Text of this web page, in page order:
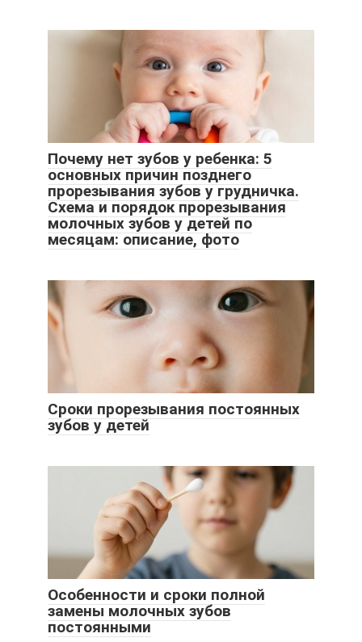
Почему нет зубов у ребенка: 5
основных причин позднего
прорезывания зубов у грудничка.
Схема и порядок прорезывания
молочных зубов у детей по
месяцам: описание, фото
Сроки прорезывания постоянных
зубов у детей
Особенности и сроки полной
замены молочных зубов
постоянными